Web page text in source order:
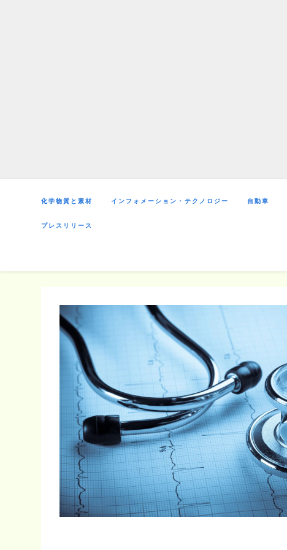
化学物質と素材 インフォメーション・テクノロジー 自動車
プレスリリース